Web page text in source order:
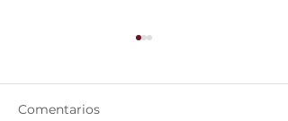
Comentarios